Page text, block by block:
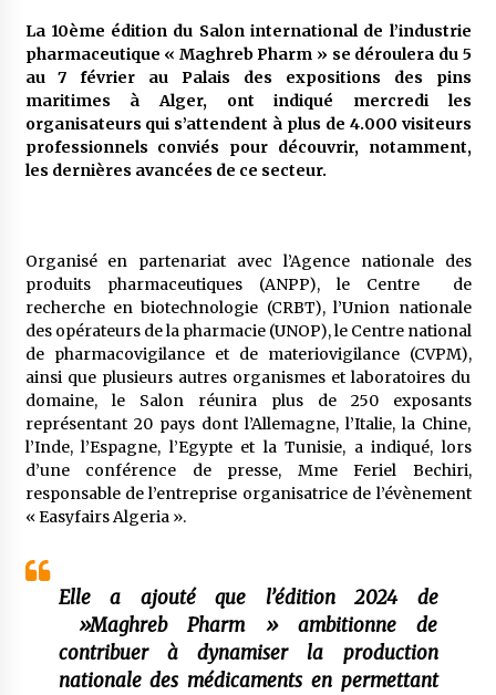
Carte Chiffa : Mise à jour au niveau des
pharmacies désormais possible pour les
ayants droit
1 semaine ago
La Gendarmerie nationale lance ses comptes
officiels sur les réseaux sociaux
Droit de change : Le CPA lance une carte VISA
dédiée aux voyages à l’étranger
2 semaines ago
En service à partir du 1er août prochain :
Lancement de la plateforme numérique dédiée
2 semaines ago
Affaires religieuses : Ouverture des
candidatures au concours du Prix national du
meilleur prêche du vendredi
2 semaines ago
sensibilisation au profit de la communauté
nationale à l’étranger
3 semaines ago
Lancement d’une campagne nationale de
sensibilisation sur la lutte contre le travail
La 10ème édition du Salon international de l’industrie
pharmaceutique « Maghreb Pharm » se déroulera du 5
au 7 février au Palais des expositions des pins
maritimes à Alger, ont indiqué mercredi les
organisateurs qui s’attendent à plus de 4.000 visiteurs
professionnels conviés pour découvrir, notamment,
les dernières avancées de ce secteur.
Organisé en partenariat avec l’Agence nationale des
produits pharmaceutiques (ANPP), le Centre de
recherche en biotechnologie (CRBT), l’Union nationale
des opérateurs de la pharmacie (UNOP), le Centre national
de pharmacovigilance et de materiovigilance (CVPM),
ainsi que plusieurs autres organismes et laboratoires du
domaine, le Salon réunira plus de 250 exposants
représentant 20 pays dont l’Allemagne, l’Italie, la Chine,
l’Inde, l’Espagne, l’Egypte et la Tunisie, a indiqué, lors
d’une conférence de presse, Mme Feriel Bechiri,
responsable de l’entreprise organisatrice de l’évènement
« Easyfairs Algeria ».
Elle a ajouté que l’édition 2024 de
»Maghreb Pharm » ambitionne de
contribuer à dynamiser la production
nationale des médicaments en permettant